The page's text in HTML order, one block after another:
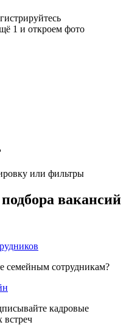
1 и откроем фото
или фильтры
вакансий
семейным сотрудникам?
кадровые
встреч